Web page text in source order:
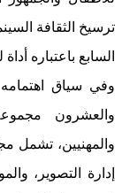
ترسيخ الثقافة
السابع باعتباره
وفي سياق
والعشرون
والمهنيين، تشمل
إدارة التصوير،